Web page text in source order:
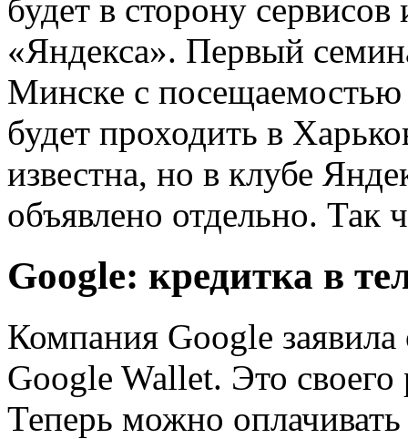
будет в сторону
«Яндекса». Первый
Минске с
будет проходить в
известна, но в клубе
объявлено отдельно. Так
Google: кредитка в
Компания Google заявила
Google Wallet. Это
Теперь можно